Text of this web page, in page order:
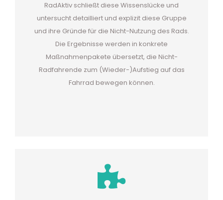
RadAktiv schließt diese Wissenslücke und
untersucht detailliert und explizit diese Gruppe
und ihre Gründe für die Nicht-Nutzung des Rads.
Die Ergebnisse werden in konkrete
Maßnahmenpakete übersetzt, die Nicht-
Radfahrende zum (Wieder-)Aufstieg auf das
Fahrrad bewegen können.